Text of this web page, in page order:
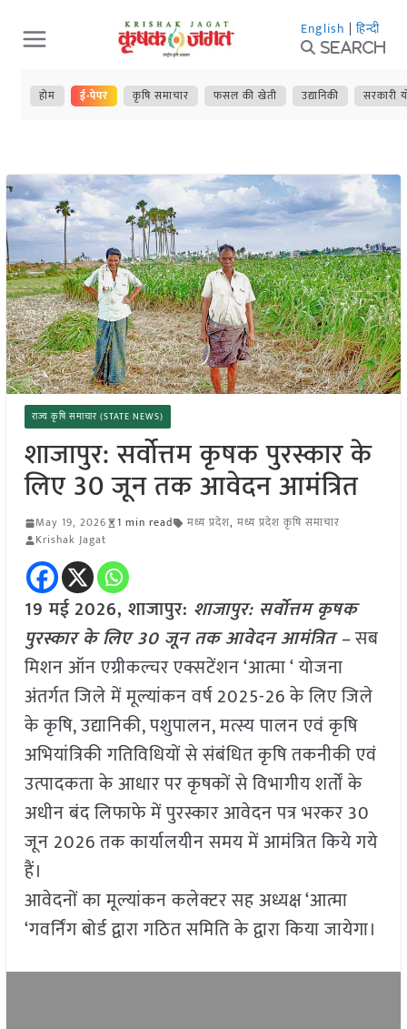
Skip
to
content
English | हिन्दी
Search
होम ई-पेपर कृषि समाचार फसल की खेती उद्यानिकी सरकारी
राज्य कृषि समाचार (STATE NEWS)
शाजापुर: सर्वोत्तम कृषक पुरस्कार के
लिए 30 जून तक आवेदन आमंत्रित
May 19, 2026 1 min read मध्य प्रदेश, मध्य प्रदेश कृषि समाचार
Krishak Jagat
19 मई2026, शाजापुर: शाजापुर: सर्वोत्तम कृषक
पुरस्कार के लिए 30 जून तक आवेदन आमंत्रित –सब
मिशन ऑन एग्रीकल्चर एक्सटेंशन ‘आत्मा ‘ योजना
अंतर्गत जिले में मूल्यांकन वर्ष 2025-26 के लिए जिले
के कृषि, उद्यानिकी, पशुपालन, मत्स्य पालन एवं कृषि
अभियांत्रिकी गतिविधियों से संबंधित कृषि तकनीकी एवं
उत्पादकता के आधार पर कृषकों से विभागीय शर्तों के
अधीन बंद लिफाफे में पुरस्कार आवेदन पत्र भरकर 30
जून 2026 तक कार्यालयीन समय में आमंत्रित किये गये
हैं।
आवेदनों का मूल्यांकन कलेक्टर सह अध्यक्ष ‘आत्मा
‘गवर्निंग बोर्ड द्वारा गठित समिति के द्वारा किया जायेगा।